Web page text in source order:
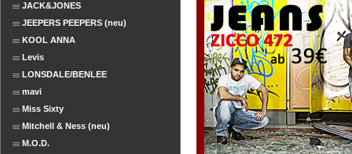
JACK&JONES
JEEPERS PEEPERS (neu)
KOOL ANNA
Levis
LONSDALE/BENLEE
mavi
Miss Sixty
Mitchell & Ness (neu)
M.O.D.